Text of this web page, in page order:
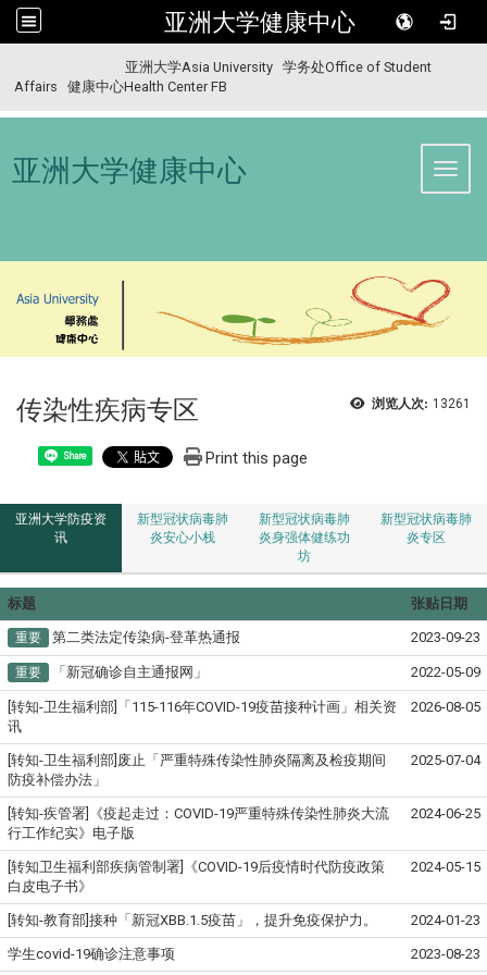
亚洲大学健康中心
亚洲大学Asia University
学务处Office of Student
Affairs
健康中心Health Center FB
亚洲大学健康中心
浏览人次: 13261
传染性疾病专区
Share Print this page
亚洲大学防疫资
讯
新型冠状病毒肺
炎安心小栈
新型冠状病毒肺
炎身强体健练功
坊
新型冠状病毒肺
炎专区
标题 张贴日期
重要 第二类法定传染病-登革热通报 2023-09-23
重要 「新冠确诊自主通报网」 2022-05-09
[转知-卫生福利部]「115-116年COVID-19疫苗接种计画」相关资
讯
2026-08-05
[转知-卫生福利部]废止「严重特殊传染性肺炎隔离及检疫期间
防疫补偿办法」
2025-07-04
[转知-疾管署]《疫起走过：COVID-19严重特殊传染性肺炎大流
行工作纪实》电子版
2024-06-25
[转知卫生福利部疾病管制署]《COVID-19后疫情时代防疫政策
白皮电子书》
2024-05-15
[转知-教育部]接种「新冠XBB.1.5疫苗」，提升免疫保护力。 2024-01-23
学生covid-19确诊注意事项 2023-08-23